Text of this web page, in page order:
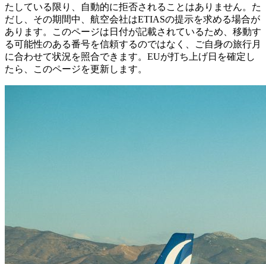
たしている限り、自動的に拒否されることはありません。た
だし、その期間中、航空会社はETIASの提示を求める場合が
あります。このページは日付が記載されているため、移動す
る可能性のある番号を信頼するのではなく、ご自身の旅行月
に合わせて状況を照合できます。EUが打ち上げ日を確定し
たら、このページを更新します。